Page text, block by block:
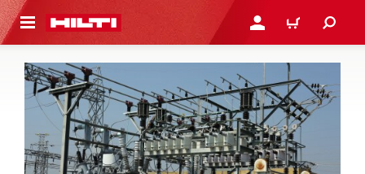
КОНТЕНТУ ВОЙДИТЕ В СВОЮ
КОРЗИНА